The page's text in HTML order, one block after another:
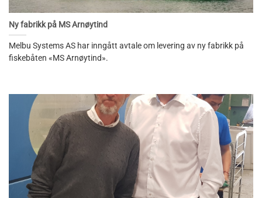
Ny fabrikk på MS Arnøytind
Melbu Systems AS har inngått avtale om levering av ny fabrikk på
fiskebåten «MS Arnøytind».